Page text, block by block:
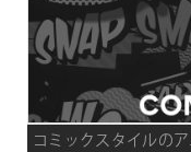
コミックスタイルの